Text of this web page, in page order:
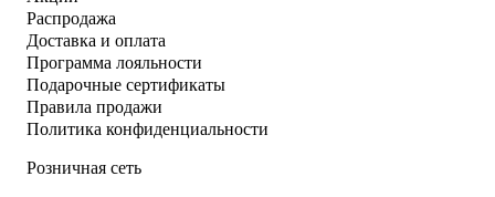
Распродажа
Доставка и оплата
Программа лояльности
Подарочные сертификаты
Правила продажи
Политика конфиденциальности
Розничная сеть